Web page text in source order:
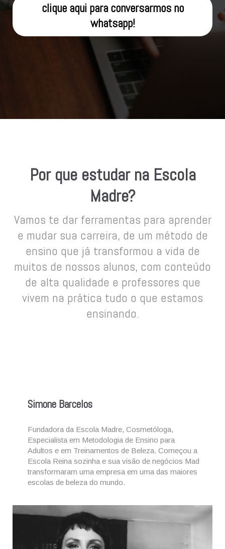
clique aqui para conversarmos no
whatsapp!
Por que estudar na Escola
Madre?
Vamos te dar ferramentas para aprender
e mudar sua carreira, de um método de
ensino que já transformou a vida de
muitos de nossos alunos, com conteúdo
de alta qualidade e professores que
vivem na prática tudo o que estamos
ensinando.
Simone Barcelos
Fundadora da Escola Madre, Cosmetóloga,
Especialista em Metodologia de Ensino para
Adultos e em Treinamentos de Beleza. Começou a
Escola Reina sozinha e sua visão de negócios Mad
transformaram uma empresa em uma das maiores
escolas de beleza do mundo.